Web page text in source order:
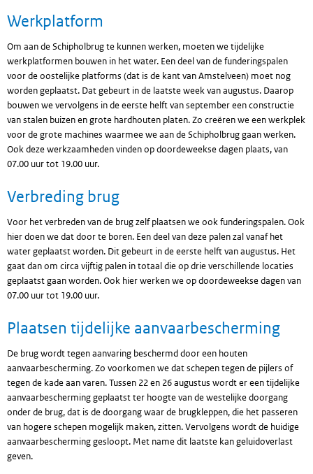
Werkplatform
Om aan de Schipholbrug te kunnen werken, moeten we tijdelijke
werkplatformen bouwen in het water. Een deel van de funderingspalen
voor de oostelijke platforms (dat is de kant van Amstelveen) moet nog
worden geplaatst. Dat gebeurt in de laatste week van augustus. Daarop
bouwen we vervolgens in de eerste helft van september een constructie
van stalen buizen en grote hardhouten platen. Zo creëren we een werkplek
voor de grote machines waarmee we aan de Schipholbrug gaan werken.
Ook deze werkzaamheden vinden op doordeweekse dagen plaats, van
07.00 uur tot 19.00 uur.
Verbreding brug
Voor het verbreden van de brug zelf plaatsen we ook funderingspalen. Ook
hier doen we dat door te boren. Een deel van deze palen zal vanaf het
water geplaatst worden. Dit gebeurt in de eerste helft van augustus. Het
gaat dan om circa vijftig palen in totaal die op drie verschillende locaties
geplaatst gaan worden. Ook hier werken we op doordeweekse dagen van
07.00 uur tot 19.00 uur.
Plaatsen tijdelijke aanvaarbescherming
De brug wordt tegen aanvaring beschermd door een houten
aanvaarbescherming. Zo voorkomen we dat schepen tegen de pijlers of
tegen de kade aan varen. Tussen 22 en 26 augustus wordt er een tijdelijke
aanvaarbescherming geplaatst ter hoogte van de westelijke doorgang
onder de brug, dat is de doorgang waar de brugkleppen, die het passeren
van hogere schepen mogelijk maken, zitten. Vervolgens wordt de huidige
aanvaarbescherming gesloopt. Met name dit laatste kan geluidoverlast
geven.